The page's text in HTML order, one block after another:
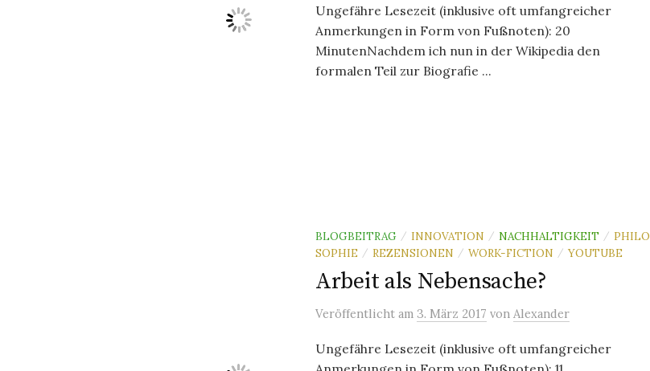
Ungefähre Lesezeit (inklusive oft umfangreicher
Anmerkungen in Form von Fußnoten): 20
MinutenNachdem ich nun in der Wikipedia den
formalen Teil zur Biografie ...
BLOGBEITRAG / INNOVATION / NACHHALTIGKEIT / PHILO
SOPHIE / REZENSIONEN / WORK-FICTION / YOUTUBE
Arbeit als Nebensache?
Veröffentlicht am 3. März 2017 von Alexander
Ungefähre Lesezeit (inklusive oft umfangreicher